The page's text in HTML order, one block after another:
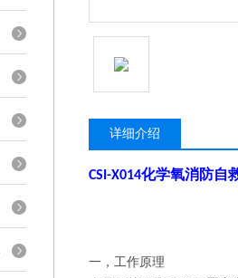
详细介绍
CSI-X014化学氧消防自
一，工作原理